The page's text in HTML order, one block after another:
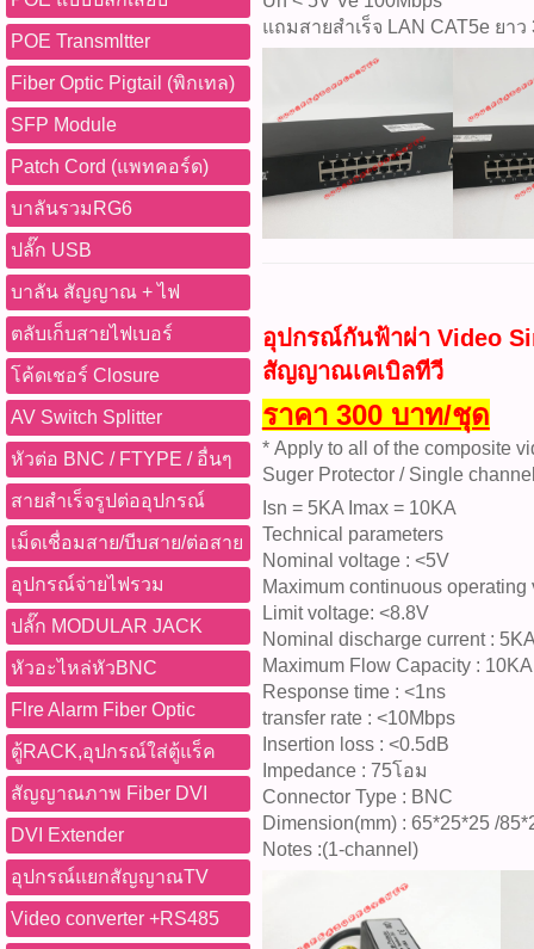
POE Transmltter
Fiber Optic Pigtail (พิกเทล)
SFP Module
Patch Cord (แพทคอร์ด)
บาลันรวมRG6
ปลั๊ก USB
บาลัน สัญญาณ + ไฟ
ตลับเก็บสายไฟเบอร์
โค้ดเชอร์ Closure
AV Switch Splitter
หัวต่อ BNC / FTYPE / อื่นๆ
สายสำเร็จรูปต่ออุปกรณ์
เม็ดเชื่อมสาย/บีบสาย/ต่อสาย
อุปกรณ์จ่ายไฟรวม
ปลั๊ก MODULAR JACK
หัวอะไหล่หัวBNC
Flre Alarm Fiber Optic
ตู้RACK,อุปกรณ์ใส่ตู้แร็ค
สัญญาณภาพ Fiber DVI
DVI Extender
อุปกรณ์แยกสัญญาณTV
Video converter +RS485
แถมสายสำเร็จ LAN CAT5e ยาว
อุปกรณ์กันฟ้าผ่า Video
สัญญาณเคเบิลทีวี
ราคา 300 บาท/ชุด
* Apply to all of the composite
Suger Protector / Single
Isn = 5KA Imax = 10KA
Technical parameters
Nominal voltage : <5V
Maximum continuous operating
Limit voltage: <8.8V
Nominal discharge current :
Maximum Flow Capacity : 10KA
Response time : <1ns
transfer rate : <10Mbps
Insertion loss : <0.5dB
Impedance : 75โอม
Connector Type : BNC
Dimension(mm) : 65*25*25 /
Notes :(1-channel)